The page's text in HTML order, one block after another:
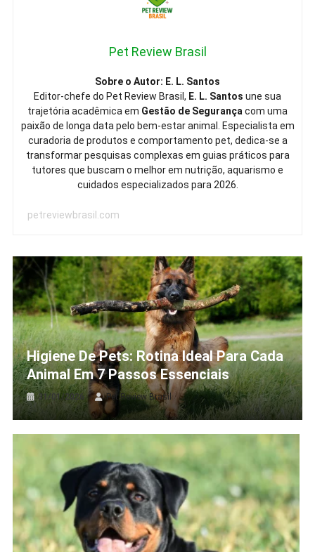
Pet Review Brasil
Sobre o Autor: E. L. Santos
Editor-chefe do Pet Review Brasil, E. L. Santos une sua
trajetória acadêmica em Gestão de Segurança com uma
paixão de longa data pelo bem-estar animal. Especialista em
curadoria de produtos e comportamento pet, dedica-se a
transformar pesquisas complexas em guias práticos para
tutores que buscam o melhor em nutrição, aquarismo e
cuidados especializados para 2026.
petreviewbrasil.com
Higiene De Pets: Rotina Ideal Para Cada
Animal Em 7 Passos Essenciais
31/01/2026 Pet Review Brasil